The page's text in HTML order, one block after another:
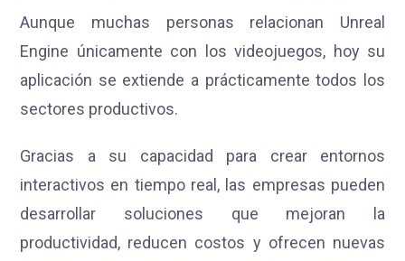
Aunque muchas personas relacionan Unreal
Engine únicamente con los videojuegos, hoy su
aplicación se extiende a prácticamente todos los
sectores productivos.
Gracias a su capacidad para crear entornos
interactivos en tiempo real, las empresas pueden
desarrollar soluciones que mejoran la
productividad, reducen costos y ofrecen nuevas